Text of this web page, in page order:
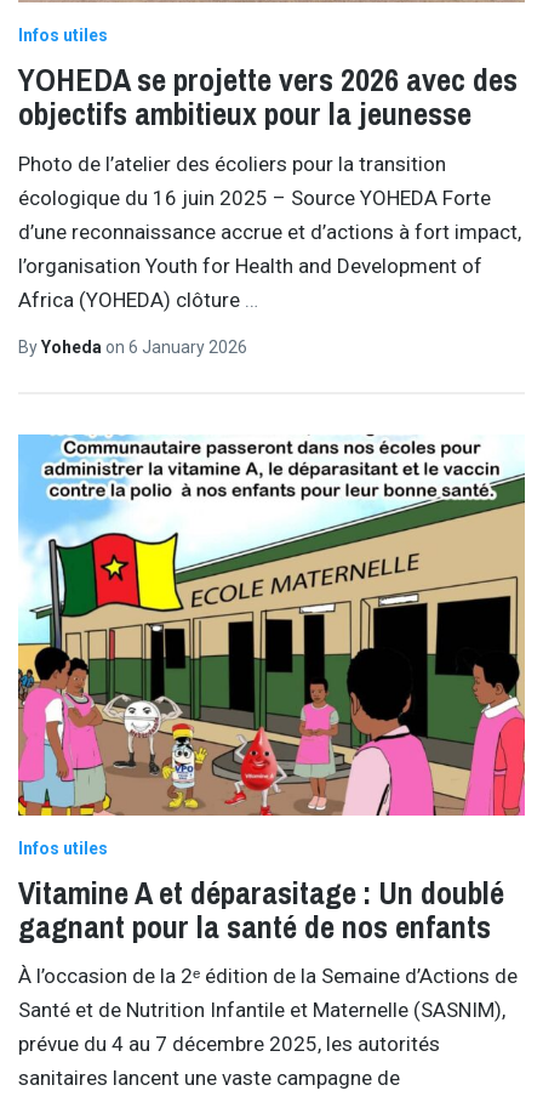
Infos utiles
YOHEDA se projette vers 2026 avec des
objectifs ambitieux pour la jeunesse
Photo de l’atelier des écoliers pour la transition
écologique du 16 juin 2025 – Source YOHEDA Forte
d’une reconnaissance accrue et d’actions à fort impact,
l’organisation Youth for Health and Development of
Africa (YOHEDA) clôture
ByYoheda on 6 January 2026
Infos utiles
Vitamine A et déparasitage : Un doublé
gagnant pour la santé de nos enfants
À l’occasion de la 2ᵉ édition de la Semaine d’Actions de
Santé et de Nutrition Infantile et Maternelle (SASNIM),
prévue du 4 au 7 décembre 2025, les autorités
sanitaires lancent une vaste campagne de